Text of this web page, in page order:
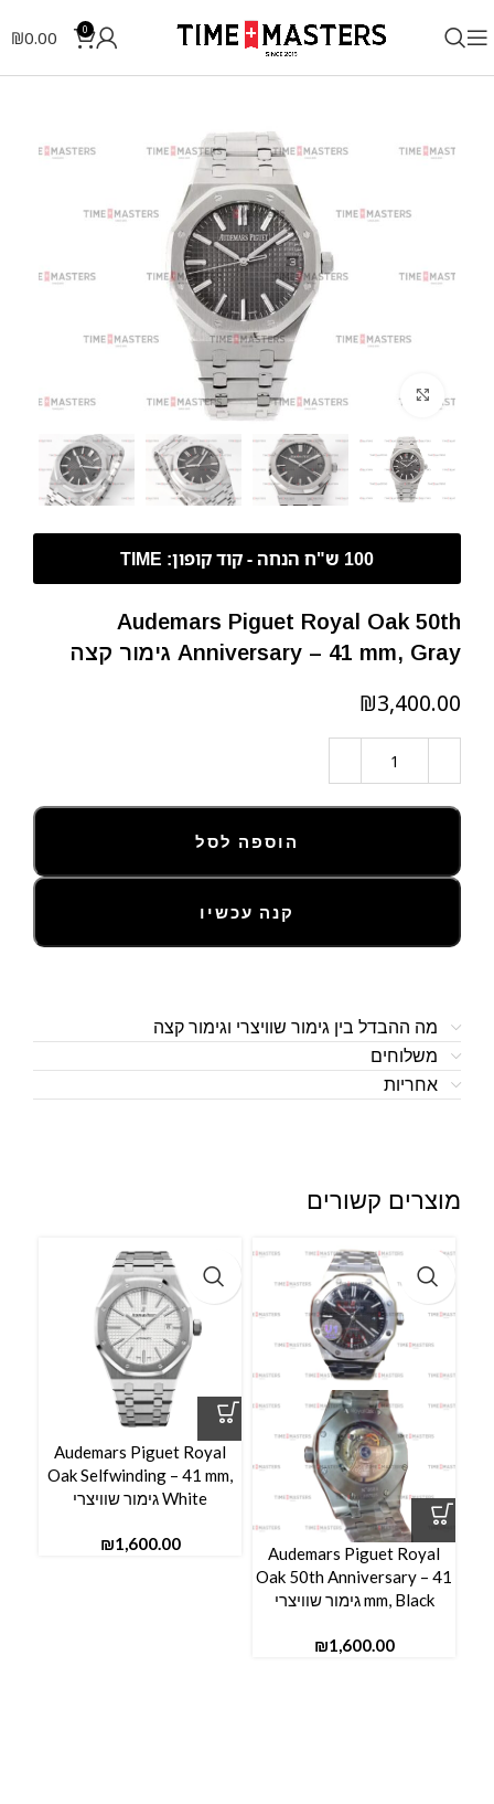
0
₪0.00
לחצו להגדלה
Audemars Piguet Royal Oak 50th
Anniversary – 41 mm, Gray גימור קצה
₪
הוספה לסל
קנה עכשיו
מה ההבדל בין גימור שוויצרי וגימור קצה
משלוחים
אחריות
מוצרים קשורים
Audemars Piguet Royal
Oak 50th Anniversary – 41
mm, Black גימור שוויצרי
₪
Audemars Piguet Royal
Oak Selfwinding – 41 mm,
White גימור שוויצרי
₪